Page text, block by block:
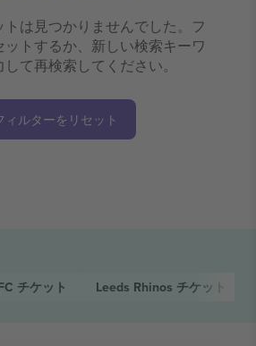
は見つかりませんでした。フ
ットするか、新しい検索キーワ
て再検索してください。
ィルターをリセット
チケット Leeds Rhinos チケット